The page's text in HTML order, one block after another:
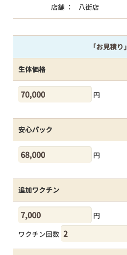
店舗 ：
八街店
「お見積り」
生体価格
円
安心パック
円
追加ワクチン
円
ワクチン回数